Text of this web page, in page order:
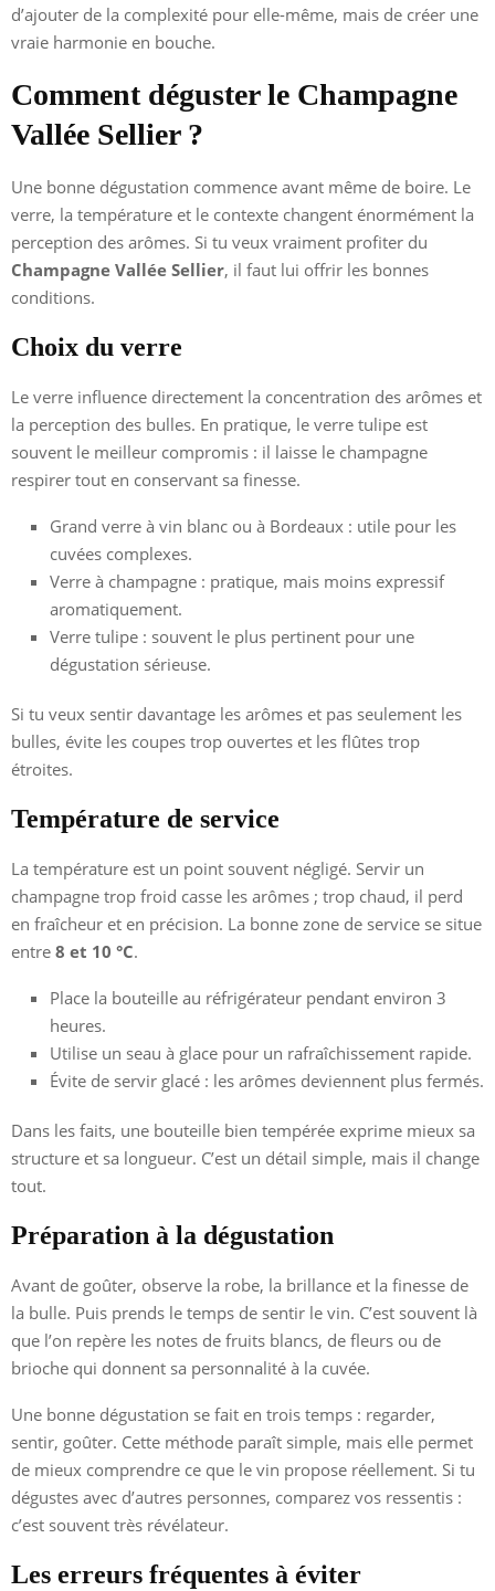
d’ajouter de la complexité pour elle-même, mais de créer une
vraie harmonie en bouche.
Comment déguster le Champagne
Vallée Sellier ?
Une bonne dégustation commence avant même de boire. Le
verre, la température et le contexte changent énormément la
perception des arômes. Si tu veux vraiment profiter du
Champagne Vallée Sellier, il faut lui offrir les bonnes
conditions.
Choix du verre
Le verre influence directement la concentration des arômes et
la perception des bulles. En pratique, le verre tulipe est
souvent le meilleur compromis : il laisse le champagne
respirer tout en conservant sa finesse.
Grand verre à vin blanc ou à Bordeaux : utile pour les
cuvées complexes.
Verre à champagne : pratique, mais moins expressif
aromatiquement.
Verre tulipe : souvent le plus pertinent pour une
dégustation sérieuse.
Si tu veux sentir davantage les arômes et pas seulement les
bulles, évite les coupes trop ouvertes et les flûtes trop
étroites.
Température de service
La température est un point souvent négligé. Servir un
champagne trop froid casse les arômes ; trop chaud, il perd
en fraîcheur et en précision. La bonne zone de service se situe
entre 8 et 10 °C.
Place la bouteille au réfrigérateur pendant environ 3
heures.
Utilise un seau à glace pour un rafraîchissement rapide.
Évite de servir glacé : les arômes deviennent plus fermés.
Dans les faits, une bouteille bien tempérée exprime mieux sa
structure et sa longueur. C’est un détail simple, mais il change
tout.
Préparation à la dégustation
Avant de goûter, observe la robe, la brillance et la finesse de
la bulle. Puis prends le temps de sentir le vin. C’est souvent là
que l’on repère les notes de fruits blancs, de fleurs ou de
brioche qui donnent sa personnalité à la cuvée.
Une bonne dégustation se fait en trois temps : regarder,
sentir, goûter. Cette méthode paraît simple, mais elle permet
de mieux comprendre ce que le vin propose réellement. Si tu
dégustes avec d’autres personnes, comparez vos ressentis :
c’est souvent très révélateur.
Les erreurs fréquentes à éviter